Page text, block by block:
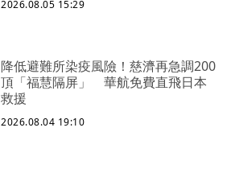
2026.08.05 15:29
降低避難所染疫風險！慈濟再急調200
頂「福慧隔屏」 華航免費直飛日本
救援
2026.08.04 19:10